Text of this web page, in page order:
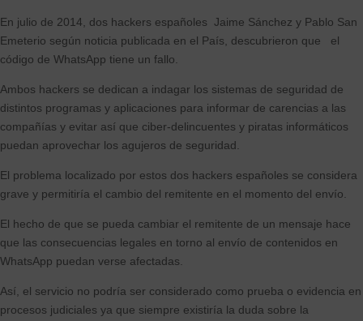
En julio de 2014, dos hackers españoles Jaime Sánchez y Pablo San
Emeterio según noticia publicada en el País, descubrieron que el
código de WhatsApp tiene un fallo.
Ambos hackers se dedican a indagar los sistemas de seguridad de
distintos programas y aplicaciones para informar de carencias a las
compañías y evitar así que ciber-delincuentes y piratas informáticos
puedan aprovechar los agujeros de seguridad.
El problema localizado por estos dos hackers españoles se considera
grave y permitiría el cambio del remitente en el momento del envío.
El hecho de que se pueda cambiar el remitente de un mensaje hace
que las consecuencias legales en torno al envío de contenidos en
WhatsApp puedan verse afectadas.
Así, el servicio no podría ser considerado como prueba o evidencia en
procesos judiciales ya que siempre existiría la duda sobre la